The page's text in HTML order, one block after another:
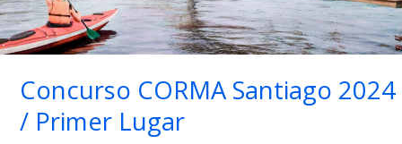
Concurso CORMA Santiago 2024
/ Primer Lugar